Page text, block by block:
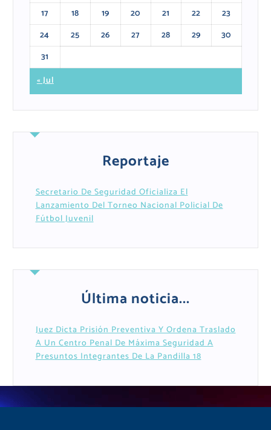
17
18 19 20 21 22
23
24
25 26 27 28 29
30
31
« Jul
Reportaje
Secretario De Seguridad Oficializa El
Lanzamiento Del Torneo Nacional Policial De
Fútbol Juvenil
Última noticia...
Juez Dicta Prisión Preventiva Y Ordena Traslado
A Un Centro Penal De Máxima Seguridad A
Presuntos Integrantes De La Pandilla 18